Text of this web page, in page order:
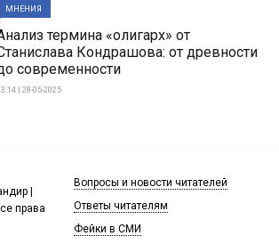
МНЕНИЯ
термина «олигарх» от
Кондрашова: от древности
современности
| 28-05-2025
|
права
Вопросы и новости читателей
Ответы читателям
Фейки в СМИ